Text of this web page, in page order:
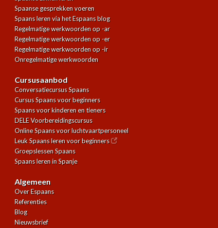
Spaanse gesprekken voeren
Spaans leren via het Espaans blog
Regelmatige werkwoorden op -ar
Regelmatige werkwoorden op -er
Regelmatige werkwoorden op -ir
Onregelmatige werkwoorden
Cursusaanbod
Conversatiecursus Spaans
Cursus Spaans voor beginners
Spaans voor kinderen en tieners
DELE Voorbereidingscursus
Online Spaans voor luchtvaartpersoneel
Leuk Spaans leren voor beginners
Groepslessen Spaans
Spaans leren in Spanje
Algemeen
Over Espaans
Referenties
Blog
Nieuwsbrief